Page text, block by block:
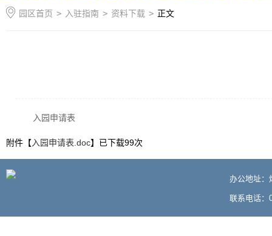
园区首页 > 入驻指南 > 资料下载 > 正文
入园申请表
附件【入园申请表.doc】已下载99次
办公地址
联系电话